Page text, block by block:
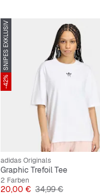
SNIPES EXKLUSIV
-42%
adidas Originals
Graphic Trefoil Tee
2 Farben
Preis
20,00 € Originalpreis
34,99 €